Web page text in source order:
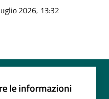
2026, 13:32
le informazioni